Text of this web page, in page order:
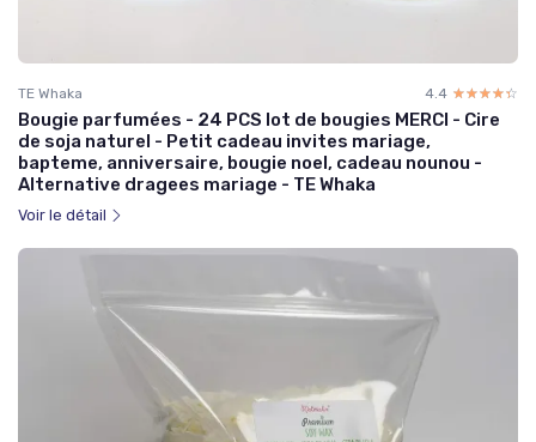
TE Whaka 4.4 ☆☆☆☆☆
★★★★★
Bougie parfumées - 24 PCS lot de bougies MERCI - Cire
de soja naturel - Petit cadeau invites mariage,
bapteme, anniversaire, bougie noel, cadeau nounou -
Alternative dragees mariage - TE Whaka
Voir le détail